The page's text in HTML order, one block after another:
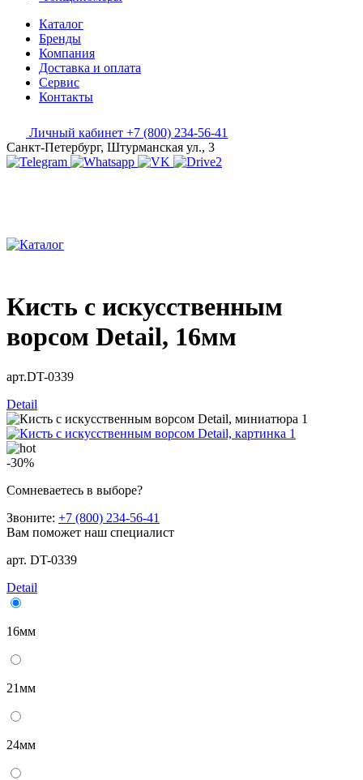
Каталог
Бренды
Компания
Доставка и оплата
Сервис
Контакты
Личный кабинет +7 (800) 234-56-41
Санкт-Петербург, Штурманская ул., 3
Кисть с искусственным
ворсом Detail, 16мм
арт.DT-0339
Detail
-30%
Сомневаетесь в выборе?
Звоните: +7 (800) 234-56-41
Вам поможет наш специалист
арт. DT-0339
Detail
16мм
21мм
24мм